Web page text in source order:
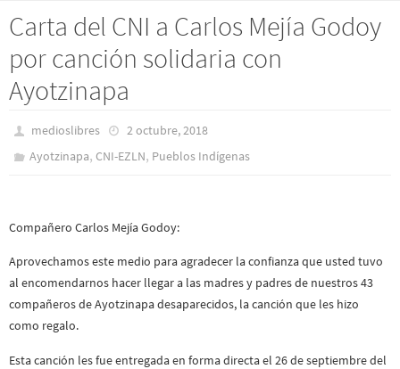
Carta del CNI a Carlos Mejía Godoy
por canción solidaria con
Ayotzinapa
medioslibres
2 octubre, 2018
Ayotzinapa,CNI-EZLN, Pueblos Indí­genas
Compañero Carlos Mejía Godoy:
Aprovechamos este medio para agradecer la confianza que usted tuvo
al encomendarnos hacer llegar a las madres y padres de nuestros 43
compañeros de Ayotzinapa desaparecidos, la canción que les hizo
como regalo.
Esta canción les fue entregada en forma directa el 26 de septiembre del